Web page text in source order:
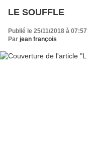
LE SOUFFLE
Publié le 25/11/2018 à 07:57
Par jean françois